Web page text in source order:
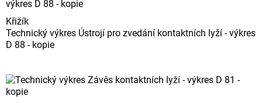
Křižík
Technický výkres Ústrojí pro zvedání kontaktních lyží - výkres
D 88 - kopie